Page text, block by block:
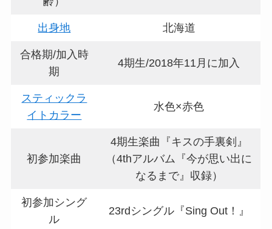
出身地 北海道
合格期/加入時
期
4期生/2018年11月に加入
スティックラ
イトカラー
水色×赤色
初参加楽曲
4期生楽曲『キスの手裏剣』
（4thアルバム『今が思い出に
なるまで』収録）
初参加シング
ル
23rdシングル『Sing Out！』